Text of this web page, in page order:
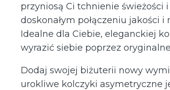
przyniosą Ci tchnienie świeżości
doskonałym połączeniu jakości i
Idealne dla Ciebie, eleganckiej
wyrazić siebie poprzez
Dodaj swojej biżuterii nowy
urokliwe kolczyki asymetryczne